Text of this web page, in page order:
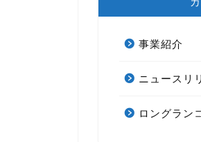
事業紹介
ニュースリ
ロングラン